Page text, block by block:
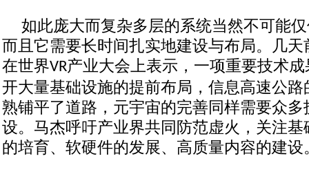
如此庞大而复杂多层的系统当然不可能
而且它需要长时间扎实地建设与布局。几
在世界VR产业大会上表示，一项重要技术
开大量基础设施的提前布局，信息高速公
熟铺平了道路，元宇宙的完善同样需要众
设。马杰呼吁产业界共同防范虚火，关注
的培育、软硬件的发展、高质量内容的建设